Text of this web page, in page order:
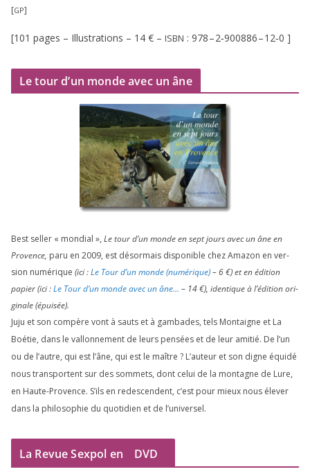
[GP]
[101 pages – Illustrations – 14 € – ISBN : 978–2‑900886–12‑0 ]
Le tour d’un monde avec un âne
Best sel­ler « mon­dial », Le tour d’un monde en sept jours avec un âne en
Provence, paru en 2009, est désor­mais dis­po­nible chez Amazon en ver­
sion numé­rique (ici :Le Tour d’un monde (numé­rique)–6€) et en édi­tion
papier (ici :Le Tour d’un monde avec un âne… – 14€), iden­tique à l’é­di­tion ori­
gi­nale (épui­sée).
Juju et son com­père vont à sauts et à gam­bades, tels Montaigne et La
Boétie, dans le val­lon­ne­ment de leurs pen­sées et de leur ami­tié. De l’un
ou de l’autre, qui est l’âne, qui est le maître ? L’auteur et son digne équi­dé
nous trans­portent sur des som­mets, dont celui de la mon­tagne de Lure,
en Haute-Provence. S’ils en redes­cendent, c’est pour mieux nous éle­ver
dans la phi­lo­so­phie du quo­ti­dien et de l’universel.
La Revue Sexpol en DVD